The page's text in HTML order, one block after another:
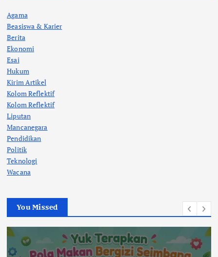
Agama
Beasiswa & Karier
Berita
Ekonomi
Esai
Hukum
Kirim Artikel
Kolom Reflektif
Kolom Reflektif
Liputan
Mancanegara
Pendidikan
Politik
Teknologi
Wacana
You Missed